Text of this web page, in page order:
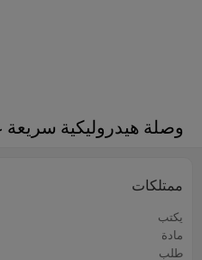
وصلة هيدروليكية سريعة عالية
ممتلكات
يكتب
مادة
طلب